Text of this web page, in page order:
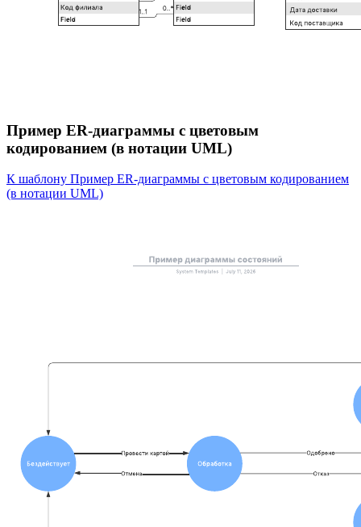
Пример ER-диаграммы с цветовым
кодированием (в нотации UML)
К шаблону Пример ER-диаграммы с цветовым кодированием
(в нотации UML)